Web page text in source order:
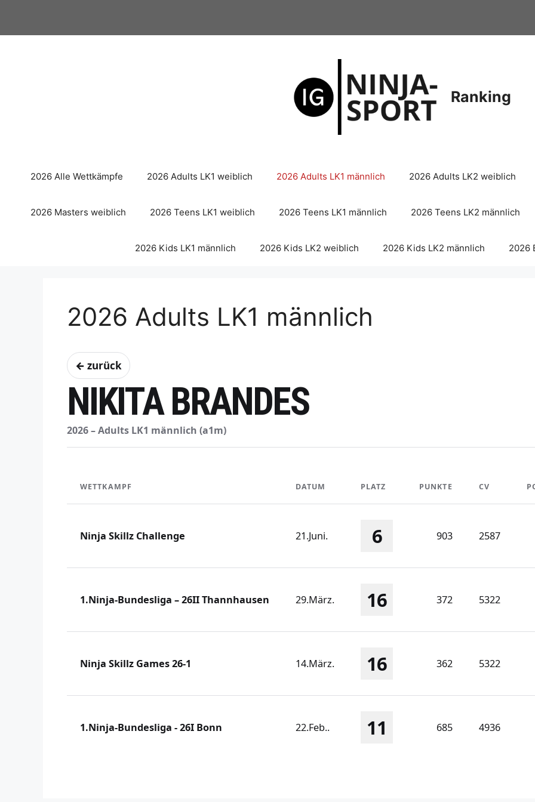
springen
Ranking
2026 Alle Wettkämpfe 2026 Adults LK1 weiblich 2026 Adults LK1 männlich 2026 Adults LK2 weiblich
2026 Masters weiblich 2026 Teens LK1 weiblich 2026 Teens LK1 männlich 2026 Teens LK2 männlich
2026 Kids LK1 männlich 2026 Kids LK2 weiblich 2026 Kids LK2 männlich 2026
2026 Adults LK1 männlich
← zurück
NIKITA BRANDES
2026 – Adults LK1 männlich (a1m)
WETTKAMPF DATUM PLATZ PUNKTE CV
Ninja Skillz Challenge 21.Juni. 6 903 2587
1.Ninja-Bundesliga – 26II Thannhausen 29.März. 16 372 5322
Ninja Skillz Games 26-1 14.März. 16 362 5322
1.Ninja-Bundesliga - 26I Bonn 22.Feb.. 11 685 4936